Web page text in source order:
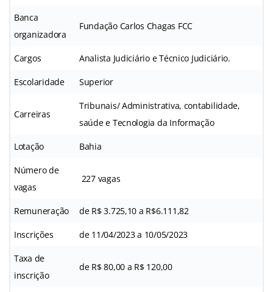
Banca
organizadora
Fundação Carlos Chagas FCC
Cargos Analista Judiciário e Técnico Judiciário.
Escolaridade Superior
Carreiras
Tribunais/ Administrativa, contabilidade,
saúde e Tecnologia da Informação
Lotação Bahia
Número de
vagas
227 vagas
Remuneração de R$ 3.725,10 a R$6.111,82
Inscrições de 11/04/2023 a 10/05/2023
Taxa de
inscrição
de R$ 80,00 a R$ 120,00